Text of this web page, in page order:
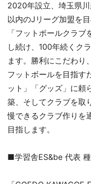
2020年設立、埼玉県
以内のJリーグ加盟を
「フットボールクラ
し続け、100年続くク
ます。勝利にこだわり
フットボールを目指す
ット」「グッズ」に頼
築、そしてクラブを取
慢できるクラブ作りを
目指します。
■学習舎ES&be 代表